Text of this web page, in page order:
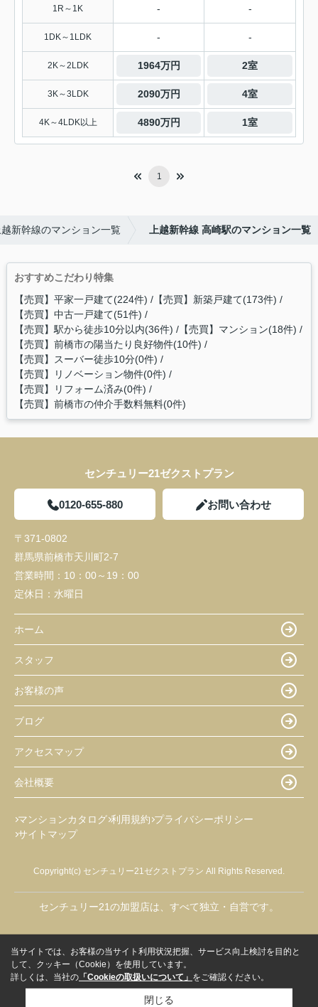
1R～1K - -
1DK～1LDK - -
2K～2LDK 1964万円 2室
3K～3LDK 2090万円 4室
4K～4LDK以上 4890万円 1室
1
新幹線のマンション一覧 上越新幹線 高崎駅のマンション一覧
おすすめこだわり特集
【売買】平家一戸建て(224件) 【売買】新築戸建て(173件)
【売買】中古一戸建て(51件)
【売買】駅から徒歩10分以内(36件) 【売買】マンション(18件)
【売買】前橋市の陽当たり良好物件(10件)
【売買】スーバー徒歩10分(0件)
【売買】リノベーション物件(0件)
【売買】リフォーム済み(0件)
【売買】前橋市の仲介手数料無料(0件)
センチュリー21ゼクストプラン
0120-655-880 お問い合わせ
〒371-0802
群馬県前橋市天川町2-7
営業時間： 10：00～19：00
定休日： 水曜日
ホーム
スタッフ
お客様の声
ブログ
アクセスマップ
会社概要
マンションカタログ 利用規約 プライバシーポリシー
サイトマップ
Copyright(c) センチュリー21ゼクストプラン All Rights Reserved.
センチュリー21の加盟店は、すべて独立・自営です。
当サイトでは、お客様の当サイト利用状況把握、サービス向上検討を目的と
して、クッキー（Cookie）を使用しています。
詳しくは、当社の 「Cookieの取扱いについて」 をご確認ください。
閉じる